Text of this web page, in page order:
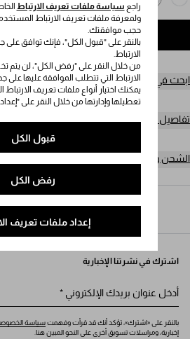
راجع سياسة ملفات تعريف الارتباط
ولمعرفة ملفات تعريف الارتباط
حجب موافقتك.
بالنقر على "قبول الكل"، فإنك توافق
الارتباط.
من خلال النقر على "رفض الكل"، لن يتم
الارتباط التي تتطلب الموافقة عليها على
يمكنك اختيار أنواع ملفات تعريف الارتباط
تعطيلها وإدارتها من خلال النقر على
قبول الكل
رفض الكل
إعداد ملفات تعريف
ابحث في المتجر
تفاصيل المنتج
الشحن وعمليات الإرجاع مجاناً
Prada
/ النساء / منتجات جلدية
اشترك في نشرتنا الإخبارية
أدخل عنوان بريدك الإلكتروني *
بالنقر على «اشترك»، تؤكد أنك قد قرأت وفهمتسياسة
إخبارية، ومراسلات تسويق أخرى على النحو المبين هنا.